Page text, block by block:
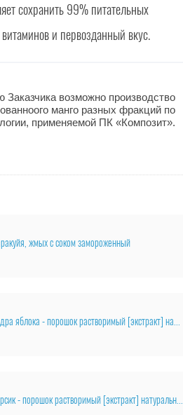
сохранить 99% питательных
и первозданный вкус.
Заказчика возможно производство
манго разных фракций по
применяемой ПК «Композит».
жмых с соком замороженный
Цедра яблока - порошок растворимый [экстракт] натуральный
Персик - порошок растворимый [экстракт] натуральный